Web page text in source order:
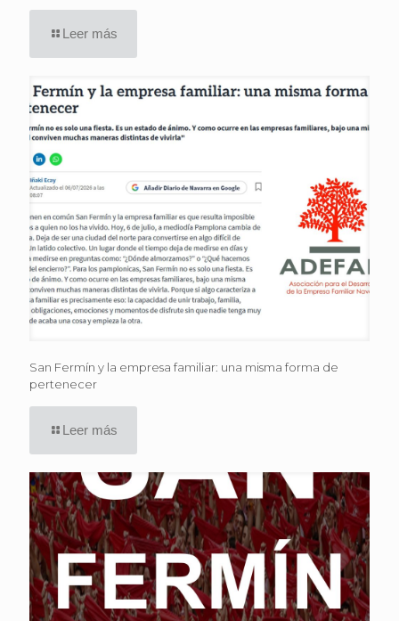
Leer más
San Fermín y la empresa familiar: una misma forma de
pertenecer
Leer más